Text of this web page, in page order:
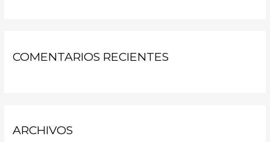
COMENTARIOS RECIENTES
ARCHIVOS